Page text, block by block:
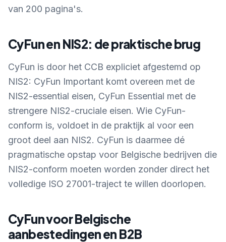
van 200 pagina's.
CyFun en NIS2: de praktische brug
CyFun is door het CCB expliciet afgestemd op
NIS2: CyFun Important komt overeen met de
NIS2-essential eisen, CyFun Essential met de
strengere NIS2-cruciale eisen. Wie CyFun-
conform is, voldoet in de praktijk al voor een
groot deel aan NIS2. CyFun is daarmee dé
pragmatische opstap voor Belgische bedrijven die
NIS2-conform moeten worden zonder direct het
volledige ISO 27001-traject te willen doorlopen.
CyFun voor Belgische
aanbestedingen en B2B